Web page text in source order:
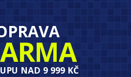
NAD 9 999 KČ